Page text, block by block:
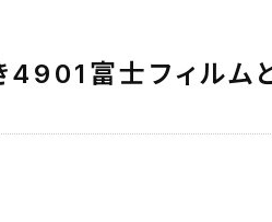
4901富士フィルム